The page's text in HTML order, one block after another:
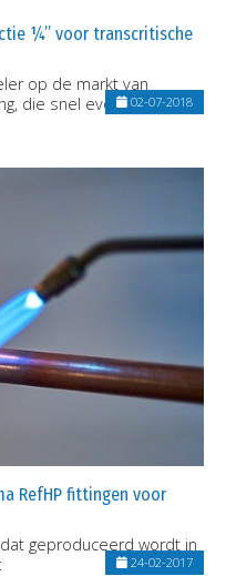
¼” voor transcritische
op de markt van
die snel evolueert02-07-2018
RefHP fittingen voor
geproduceerd wordt in
24-02-2017